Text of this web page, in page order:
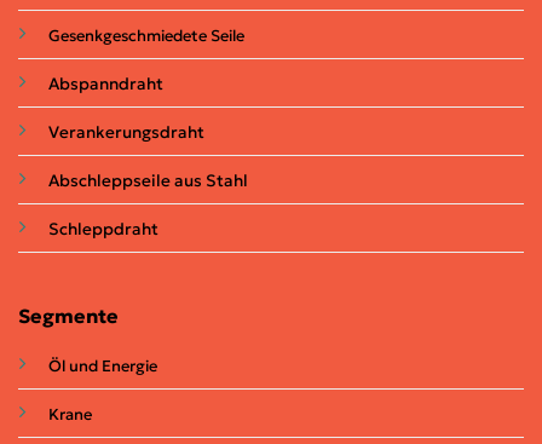
Gesenkgeschmiedete Seile
Abspanndraht
Verankerungsdraht
Abschleppseile aus Stahl
Schleppdraht
Segmente
Öl und Energie
Krane